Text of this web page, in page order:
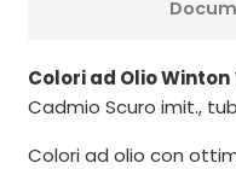
Colori ad Olio Winton
Cadmio Scuro imit.,
Colori ad olio con